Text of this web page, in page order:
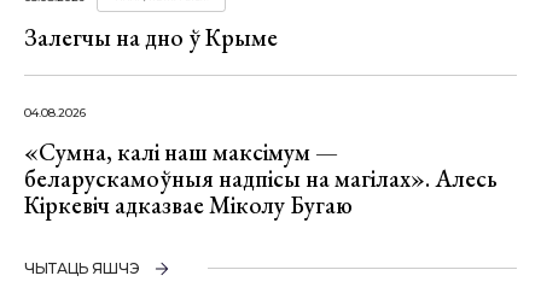
Залегчы на дно ў Крыме
04.08.2026
«Сумна, калі наш максімум —
беларускамоўныя надпісы на магілах». Алесь
Кіркевіч адказвае Міколу Бугаю
ЧЫТАЦЬ ЯШЧЭ